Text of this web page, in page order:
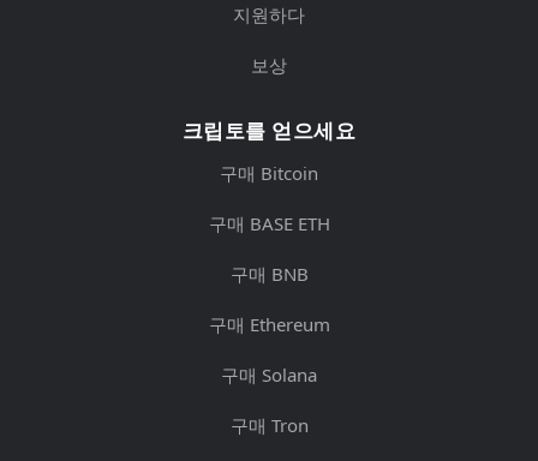
지원하다
보상
크립토를 얻으세요
구매 Bitcoin
구매 BASE ETH
구매 BNB
구매 Ethereum
구매 Solana
구매 Tron